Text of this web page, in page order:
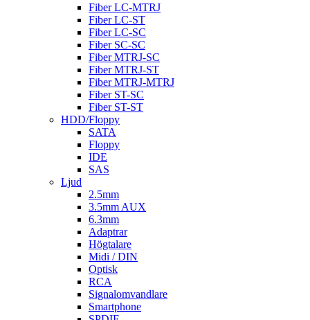
Fiber LC-MTRJ
Fiber LC-ST
Fiber LC-SC
Fiber SC-SC
Fiber MTRJ-SC
Fiber MTRJ-ST
Fiber MTRJ-MTRJ
Fiber ST-SC
Fiber ST-ST
HDD/Floppy
SATA
Floppy
IDE
SAS
Ljud
2.5mm
3.5mm AUX
6.3mm
Adaptrar
Högtalare
Midi / DIN
Optisk
RCA
Signalomvandlare
Smartphone